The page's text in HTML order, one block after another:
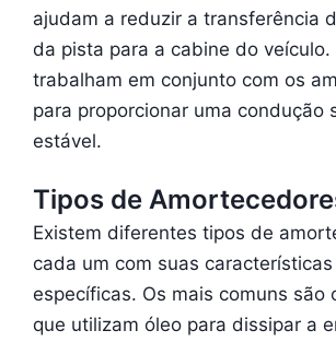
ajudam a reduzir a transferência
da pista para a cabine do veículo.
trabalham em conjunto com os
para proporcionar uma condução
estável.
Tipos de
Existem diferentes tipos de
cada um com suas
específicas. Os mais comuns são
que utilizam óleo para dissipar a